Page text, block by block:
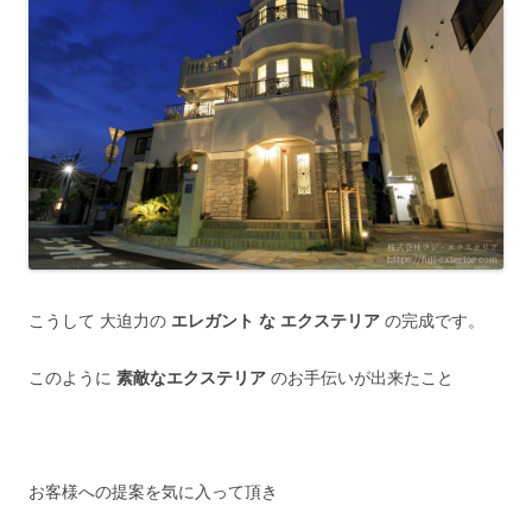
こうして 大迫力の エレガント な エクステリア の完成です。
このように 素敵なエクステリア のお手伝いが出来たこと
お客様への提案を気に入って頂き